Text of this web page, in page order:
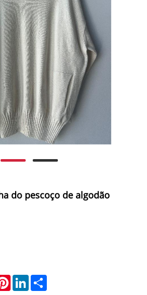
do pescoço de algodão
PinterestLinkedIn